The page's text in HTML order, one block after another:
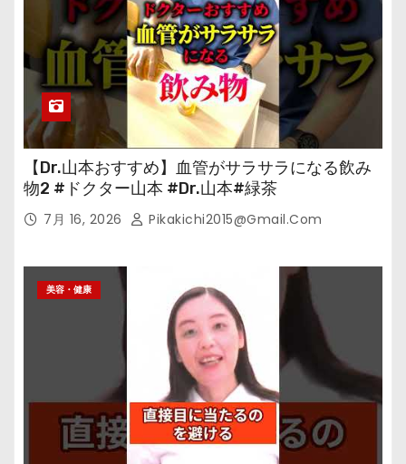
【Dr.山本おすすめ】血管がサラサラになる飲み
物2 #ドクター山本 #Dr.山本#緑茶
7月 16, 2026 Pikakichi2015@gmail.com
美容・健康